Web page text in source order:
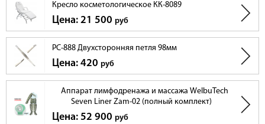
Кресло косметологическое КК-8089
Цена: 21 500 руб
РС-888 Двухсторонняя петля 98мм
Цена: 420 руб
Аппарат лимфодренажа и массажа WelbuTech
Seven Liner Zam-02 (полный комплект)
Цена: 52 900 руб